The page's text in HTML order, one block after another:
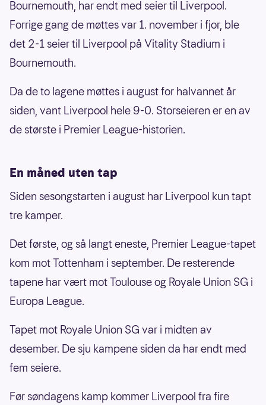
Bournemouth, har endt med seier til Liverpool.
Forrige gang de møttes var 1. november i fjor, ble
det 2-1 seier til Liverpool på Vitality Stadium i
Bournemouth.
Da de to lagene møttes i august for halvannet år
siden, vant Liverpool hele 9-0. Storseieren er en av
de største i Premier League-historien.
En måned uten tap
Siden sesongstarten i august har Liverpool kun tapt
tre kamper.
Det første, og så langt eneste, Premier League-tapet
kom mot Tottenham i september. De resterende
tapene har vært mot Toulouse og Royale Union SG i
Europa League.
Tapet mot Royale Union SG var i midten av
desember. De sju kampene siden da har endt med
fem seiere.
Før søndagens kamp kommer Liverpool fra fire